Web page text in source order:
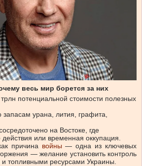
весь мир борется за них
потенциальной стоимости полезных
запасам урана, лития, графита,
на Востоке, где
или временная оккупация.
причина войны — одна из ключевых
— желание установить контроль
топливными ресурсами Украины.